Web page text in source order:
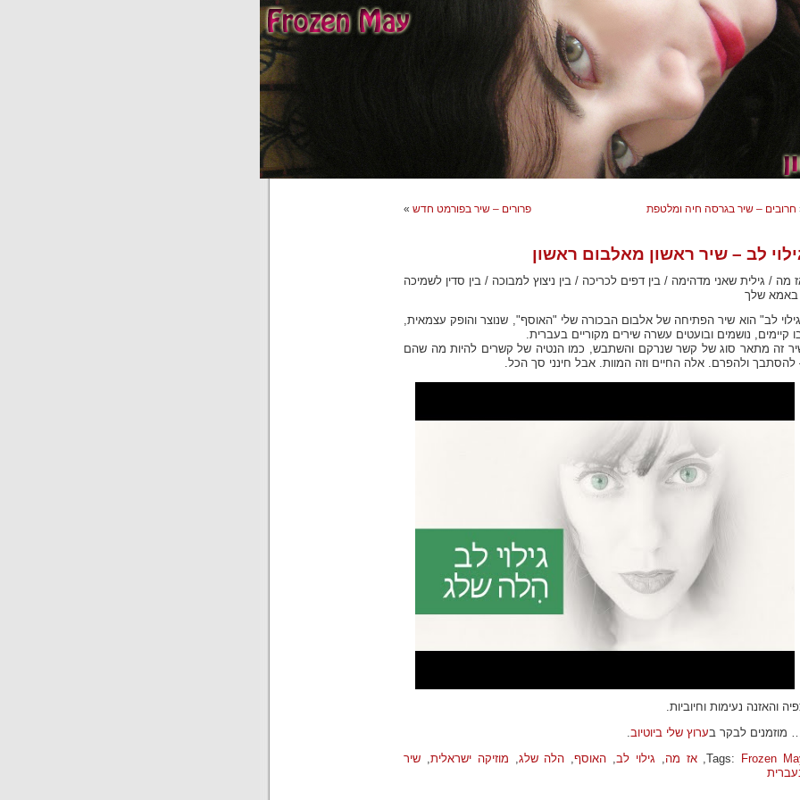
חרובים – שיר בגרסה חיה ומלטפת פרורים – שיר בפורמט חדש »
לב – שיר ראשון מאלבום ראשון
מה / גילית שאני מדהימה / בין דפים לכריכה / בין ניצוץ למבוכה / בין סדין לשמיכה
באמא שלך
לב" הוא שיר הפתיחה של אלבום הבכורה שלי "האוסף", שנוצר והופק עצמאית,
קיימים, נושמים ובועטים עשרה שירים מקוריים בעברית.
זה מתאר סוג של קשר שנרקם והשתבש, כמו הנטיה של קשרים להיות מה שהם
להסתבך ולהפרם. אלה החיים וזה המוות. אבל חינני סך הכל.
והאזנה נעימות וחיוביות.
מוזמנים לבקר בערוץ שלי ביוטיוב.
Tags: Frozen
,אז מה גילוי לב, האוסף, הלה שלג מוזיקה ישראלית
שיר